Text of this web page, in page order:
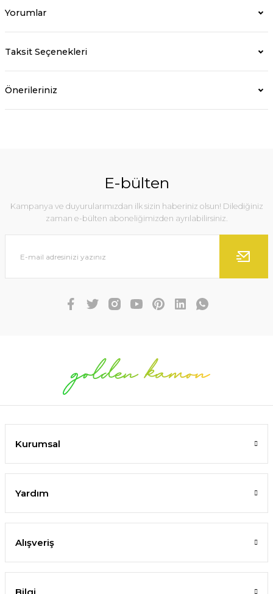
Yorumlar
Taksit Seçenekleri
Önerileriniz
E-bülten
Kampanya ve duyurularımızdan ilk sizin haberiniz olsun! Dilediğiniz
zaman e-bülten aboneliğimizden ayrılabilirsiniz.
Kurumsal
Yardım
Alışveriş